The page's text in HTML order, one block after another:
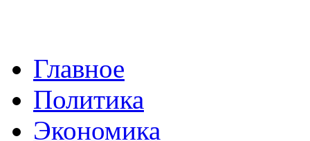
Главное
Политика
Экономика